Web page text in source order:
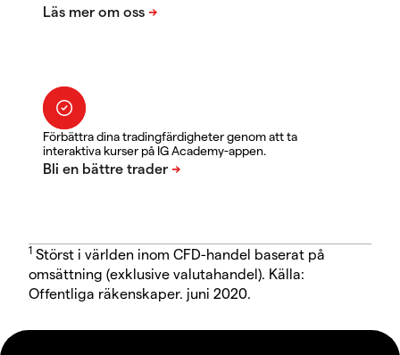
Förbättra dina tradingfärdigheter genom att ta
interaktiva kurser på IG Academy-appen.
1 Störst i världen inom CFD-handel baserat på
omsättning (exklusive valutahandel). Källa:
Offentliga räkenskaper. juni 2020.